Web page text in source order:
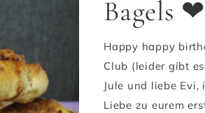
Bagels ❤
Happy happy
Club (leider gibt
Jule und liebe Evi,
Liebe zu eurem